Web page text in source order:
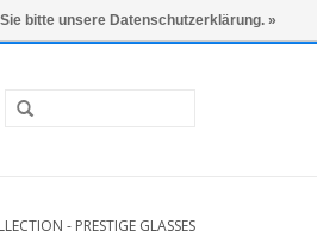
/ Kundenkonto anlegen
- PRESTIGE GLASSES
bitte unsere Datenschutzerklärung. »